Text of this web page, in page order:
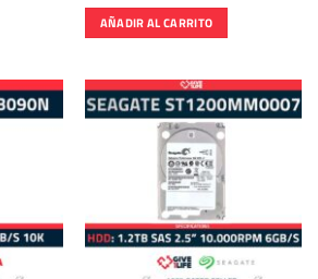
AÑADIR AL CARRITO